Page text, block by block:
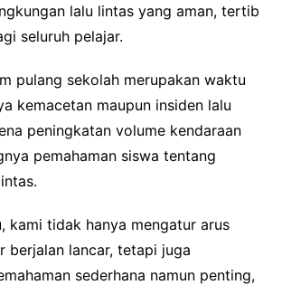
lalu lintas yang aman, tertib
seluruh pelajar.
pulang sekolah merupakan waktu
kemacetan maupun insiden lalu
peningkatan volume kendaraan
pemahaman siswa tentang
kami tidak hanya mengatur arus
berjalan lancar, tetapi juga
sederhana namun penting,